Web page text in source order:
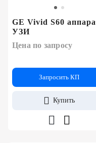
GE Vivid S60
УЗИ
Цена по запросу
Запросить КП
Купить